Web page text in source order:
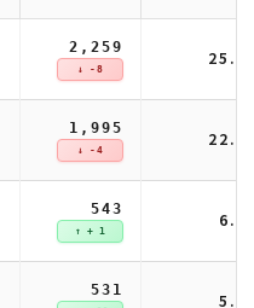
2,259
↓ -8
1,995
↓ -4
543
↑ + 1
531